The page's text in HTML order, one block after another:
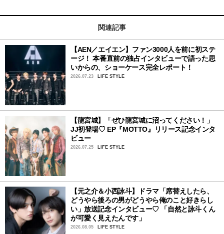
関連記事
【AEN／エイエン】ファン3000人を前に初ステ
ージ！ 本番直前の独占インタビューで語った思
いからの、ショーケース完全レポート！
2026.07.23 LIFE STYLE
【龍宮城】「ぜひ龍宮城に沼ってください！」
JJ初登場♡ EP『MOTTO』リリース記念インタ
ビュー
2026.07.25 LIFE STYLE
【元之介＆小西詠斗】ドラマ「席替えしたら、
どうやら後ろの男がどうやら俺のこと好きらし
い」放送記念インタビュー♡ 「自然と詠斗くん
が可愛く見えたんです」
2026.08.05 LIFE STYLE